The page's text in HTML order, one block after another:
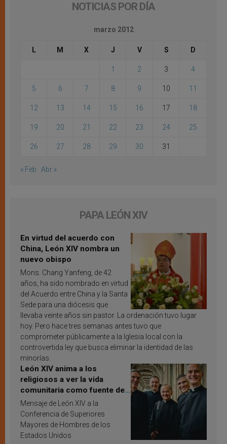
NOTICIAS POR DÍA
marzo 2012
L M X J V S D
1 2 3 4
5 6 7 8 9 10 11
12 13 14 15 16 17 18
19 20 21 22 23 24 25
26 27 28 29 30 31
« Feb Abr »
PAPA LEÓN XIV
En virtud del acuerdo con
China, León XIV nombra un
nuevo obispo
Mons. Chang Yanfeng, de 42
años, ha sido nombrado en virtud
del Acuerdo entre China y la Santa
Sede para una diócesis que
llevaba veinte años sin pastor. La ordenación tuvo lugar
hoy. Pero hace tres semanas antes tuvo que
comprometer públicamente a la Iglesia local con la
controvertida ley que busca eliminar la identidad de las
minorías.
León XIV anima a los
religiosos a ver la vida
comunitaria como fuente de
inspiración y santificación
Mensaje de León XIV a la
Conferencia de Superiores
Mayores de Hombres de los
Estados Unidos